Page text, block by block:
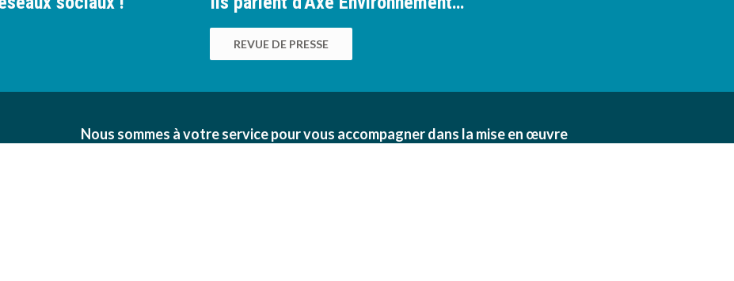
REVUE DE PRESSE
Nous sommes à votre service pour vous accompagner dans la mise en œuvre